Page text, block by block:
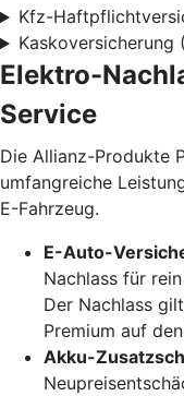
Kfz-
Kaskoversicherung
Elektro-
Service
Die Allianz-Produkte
umfangreiche
E-Fahrzeug.
E-Auto-
Nachlass für
Der Nachlass
Premium auf
Akku-